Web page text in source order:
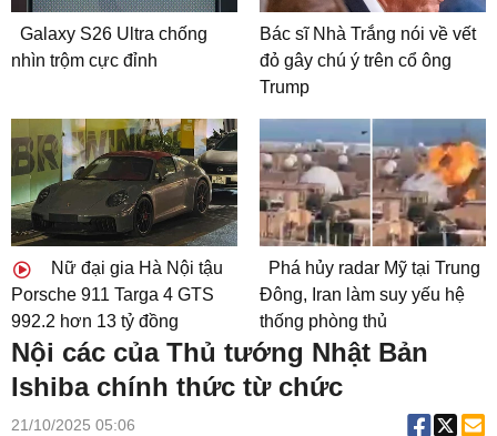
Galaxy S26 Ultra chống
nhìn trộm cực đỉnh
Bác sĩ Nhà Trắng nói về vết
đỏ gây chú ý trên cổ ông
Trump
Nữ đại gia Hà Nội tậu
Porsche 911 Targa 4 GTS
992.2 hơn 13 tỷ đồng
Phá hủy radar Mỹ tại Trung
Đông, Iran làm suy yếu hệ
thống phòng thủ
Nội các của Thủ tướng Nhật Bản
Ishiba chính thức từ chức
21/10/2025 05:06